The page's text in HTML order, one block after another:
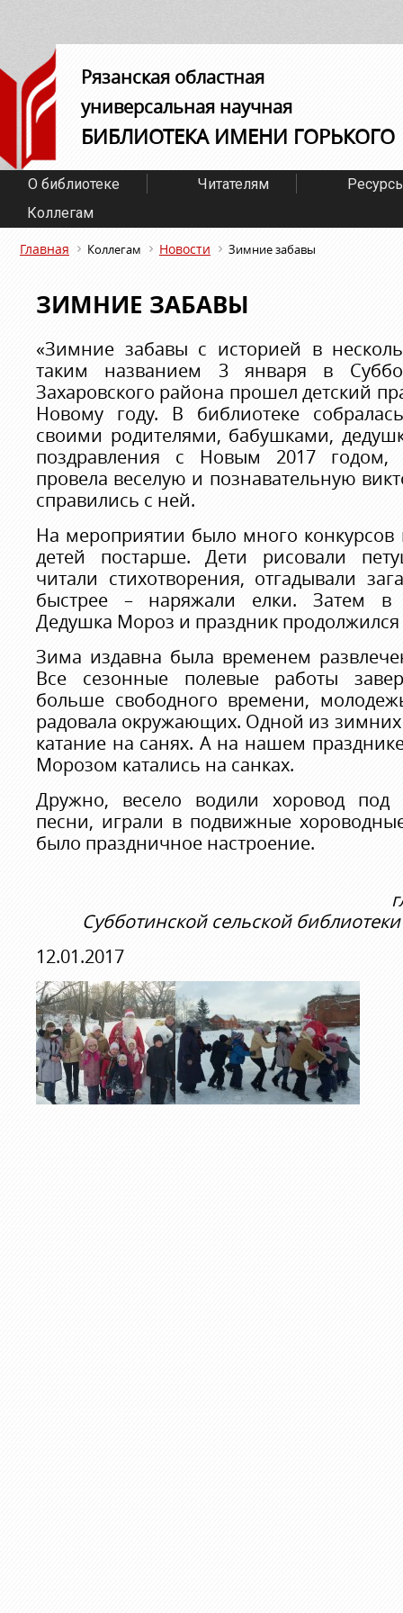
Рязанская областная
универсальная научная
БИБЛИОТЕКА ИМЕНИ ГОРЬКОГО
О библиотеке Читателям
Коллегам
Главная Коллегам Новости Зимние забавы
ЗИМНИЕ ЗАБАВЫ
«Зимние забавы с историей в
таким названием 3 января в
Захаровского района прошел детский
Новому году. В библиотеке
своими родителями, бабушками,
поздравления с Новым 2017 годом,
провела веселую и познавательную
справились с ней.
На мероприятии было много
детей постарше. Дети рисовали
читали стихотворения, отгадывали
быстрее – наряжали елки. Затем в
Дедушка Мороз и праздник продолжился
Зима издавна была временем
Все сезонные полевые работы
больше свободного времени,
радовала окружающих. Одной из зимних
катание на санях. А на нашем
Морозом катались на санках.
Дружно, весело водили хоровод под
песни, играли в подвижные
было праздничное настроение.
Субботинской сельской
12.01.2017